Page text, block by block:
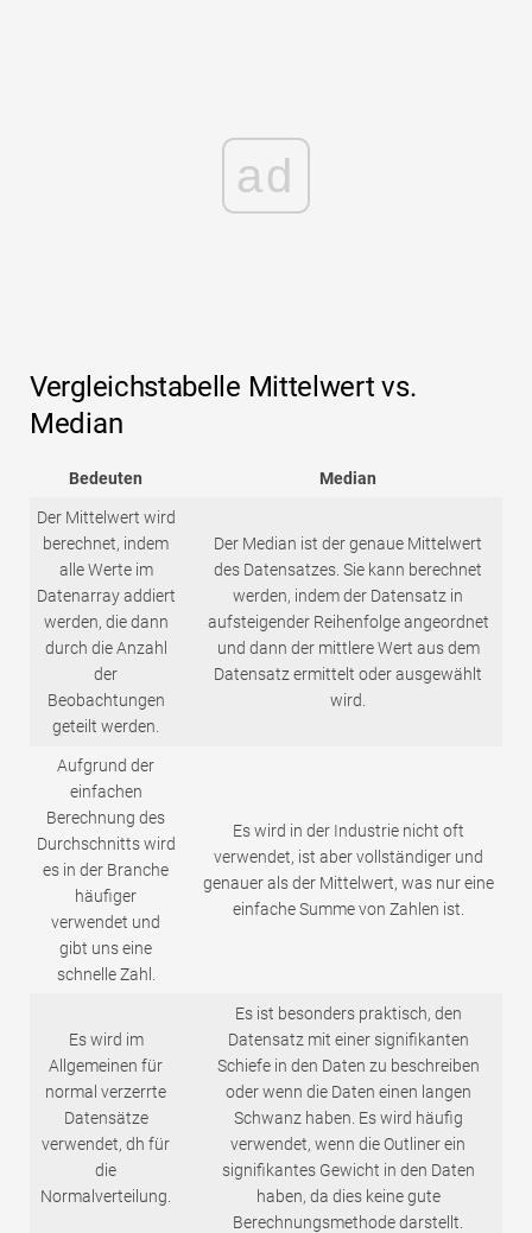
ad
Vergleichstabelle Mittelwert vs.
Median
Bedeuten Median
Der Mittelwert wird
berechnet, indem
alle Werte im
Datenarray addiert
werden, die dann
durch die Anzahl
der
Beobachtungen
geteilt werden.
Der Median ist der genaue Mittelwert
des Datensatzes. Sie kann berechnet
werden, indem der Datensatz in
aufsteigender Reihenfolge angeordnet
und dann der mittlere Wert aus dem
Datensatz ermittelt oder ausgewählt
wird.
Aufgrund der
einfachen
Berechnung des
Durchschnitts wird
es in der Branche
häufiger
verwendet und
gibt uns eine
schnelle Zahl.
Es wird in der Industrie nicht oft
verwendet, ist aber vollständiger und
genauer als der Mittelwert, was nur eine
einfache Summe von Zahlen ist.
Es wird im
Allgemeinen für
normal verzerrte
Datensätze
verwendet, dh für
die
Normalverteilung.
Es ist besonders praktisch, den
Datensatz mit einer signifikanten
Schiefe in den Daten zu beschreiben
oder wenn die Daten einen langen
Schwanz haben. Es wird häufig
verwendet, wenn die Outliner ein
signifikantes Gewicht in den Daten
haben, da dies keine gute
Berechnungsmethode darstellt.